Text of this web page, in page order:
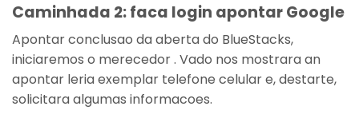
Caminhada 2: faca login apontar Google
Apontar conclusao da aberta do BlueStacks,
iniciaremos o merecedor . Vado nos mostrara an
apontar leria exemplar telefone celular e, destarte,
solicitara algumas informacoes.